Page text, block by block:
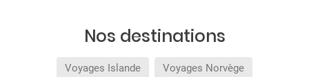
Nos destinations
Voyages Islande Voyages Norvège